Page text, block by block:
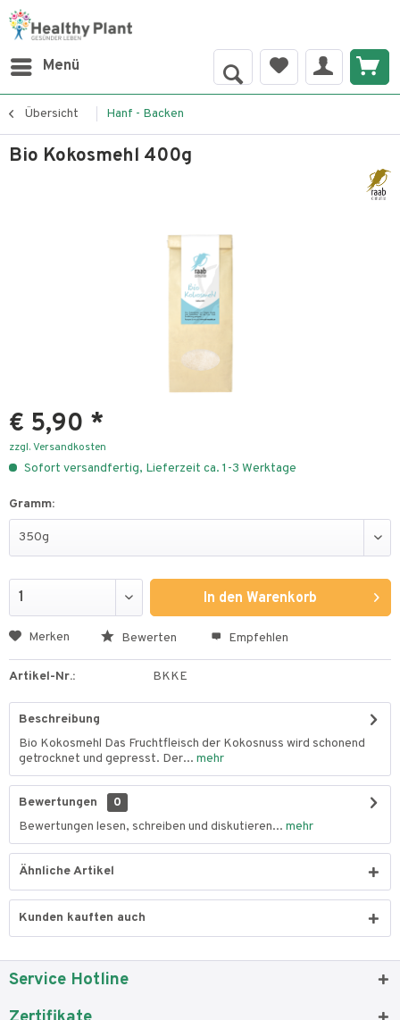
Menü
Übersicht Hanf - Backen
Bio Kokosmehl 400g
€ 5,90 *
zzgl. Versandkosten
Sofort versandfertig, Lieferzeit ca. 1-3 Werktage
Gramm:
In den Warenkorb
Merken Bewerten Empfehlen
Artikel-Nr.: BKKE
Beschreibung
Bio Kokosmehl Das Fruchtfleisch der Kokosnuss wird schonend
getrocknet und gepresst. Der... mehr
Bewertungen
0
Bewertungen lesen, schreiben und diskutieren... mehr
Ähnliche Artikel
Kunden kauften auch
Service Hotline